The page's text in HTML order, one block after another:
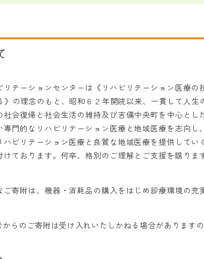
テーションセンターは《リハビリテーション医療の
》の理念のもと、昭和６２年開院以来、一貫して人生
会復帰と社会生活の維持及び吉備中央町を中心とし
門的なリハビリテーション医療と地域医療を志向し
ビリテーション医療と良質な地域医療を提供してい
けております。何卒、格別のご理解とご支援を賜り
寄附は、機器・消耗品の購入をはじめ診療環境の充
らのご寄附は受け入れいたしかねる場合があります